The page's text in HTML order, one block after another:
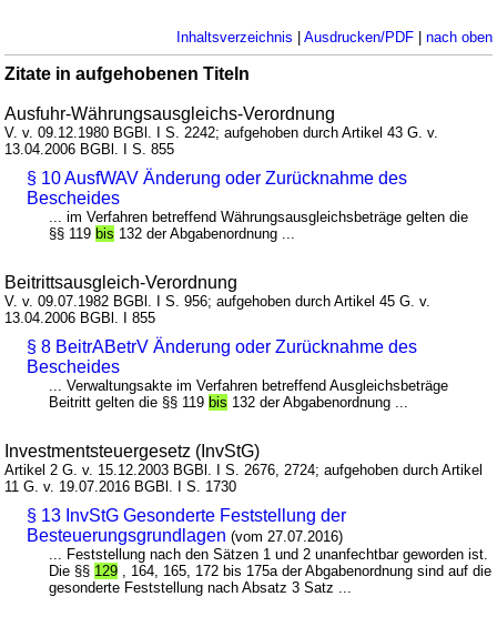
Inhaltsverzeichnis Ausdrucken/PDF| nach oben
Zitate in aufgehobenen Titeln
Ausfuhr-Währungsausgleichs-Verordnung
V. v. 09.12.1980 BGBl. I S. 2242; aufgehoben durch Artikel 43 G. v.
13.04.2006 BGBl. I S. 855
§ 10 AusfWAV Änderung oder Zurücknahme des
Bescheides
... im Verfahren betreffend Währungsausgleichsbeträge gelten die
§§ 119 bis 132 der Abgabenordnung ...
Beitrittsausgleich-Verordnung
V. v. 09.07.1982 BGBl. I S. 956; aufgehoben durch Artikel 45 G. v.
13.04.2006 BGBl. I 855
§ 8 BeitrABetrV Änderung oder Zurücknahme des
Bescheides
... Verwaltungsakte im Verfahren betreffend Ausgleichsbeträge
Beitritt gelten die §§ 119 bis 132 der Abgabenordnung ...
Investmentsteuergesetz (InvStG)
Artikel 2 G. v. 15.12.2003 BGBl. I S. 2676, 2724; aufgehoben durch Artikel
11 G. v. 19.07.2016 BGBl. I S. 1730
§ 13 InvStG Gesonderte Feststellung der
Besteuerungsgrundlagen (vom 27.07.2016)
... Feststellung nach den Sätzen 1 und 2 unanfechtbar geworden ist.
Die §§ 129 , 164, 165, 172 bis 175a der Abgabenordnung sind auf die
gesonderte Feststellung nach Absatz 3 Satz ...